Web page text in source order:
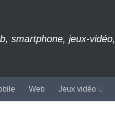
smartphone, jeux-
Web Jeux vidéo